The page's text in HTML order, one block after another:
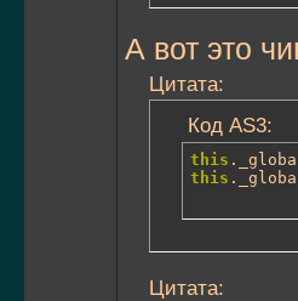
А вот это
Цитата:
Код AS3:
this
this
Цитата: